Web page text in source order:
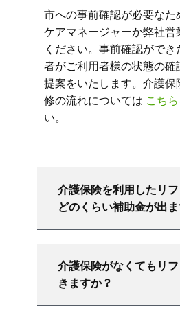
市への事前確認が必要な
ケアマネージャーか弊社営
ください。事前確認がで
者がご利用者様の状態の
提案をいたします。介護保
修の流れについては こちら
い。
介護保険を利用したリ
どのくらい補助金が出
介護保険がなくてもリ
きますか？